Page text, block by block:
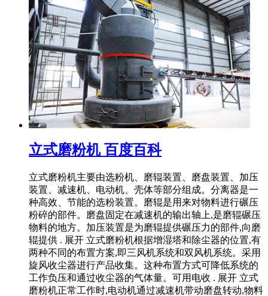
立式磨粉机 百度百科
立式磨粉机主要由选粉机、磨辊装置、磨盘装置、加压
装置、减速机、电动机、壳体等部分组成。分离器是一
种高效、节能的选粉装置。磨辊是用来对物料进行碾压
粉碎的部件。磨盘固定在减速机的输出轴上,是磨辊碾压
物料的地方。加压装置是为磨辊提供碾压力的部件,向磨
辊提供 . 展开 立式磨粉机根据增湿塔和除尘器的位置,有
两种不同的布置方案,即三风机系统和双风机系统。采用
旋风收尘器进行产品收集。这种布置方式可降低系统的
工作负压和通过收尘器的气体量。可用电收 . 展开 立式
磨粉机正常工作时,电动机通过减速机带动磨盘转动,物料